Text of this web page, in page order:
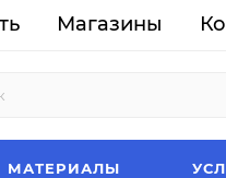
Магазины
МАТЕРИАЛЫ